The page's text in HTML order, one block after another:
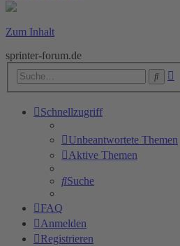
Zum Inhalt
sprinter-forum.de
Suche
Schnellzugriff
Unbeantwortete Themen
Aktive Themen
Suche
FAQ
Anmelden
Registrieren